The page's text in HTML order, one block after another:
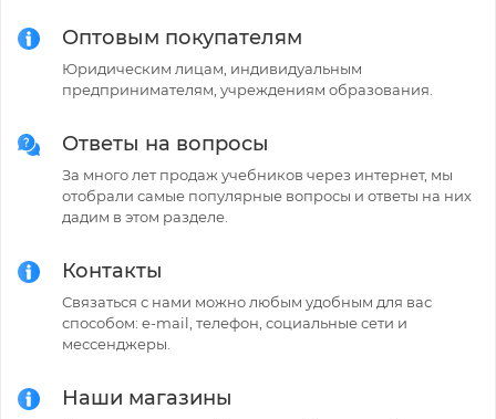
Оптовым покупателям
Юридическим лицам, индивидуальным
предпринимателям, учреждениям образования.
Ответы на вопросы
За много лет продаж учебников через интернет, мы
отобрали самые популярные вопросы и ответы на них
дадим в этом разделе.
Контакты
Связаться с нами можно любым удобным для вас
способом: e-mail, телефон, социальные сети и
мессенджеры.
Наши магазины